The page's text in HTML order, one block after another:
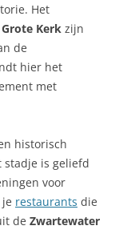
Het
Grote Kerk zijn
de
hier het
met
historisch
is geliefd
voor
restaurants die
de Zwartewater